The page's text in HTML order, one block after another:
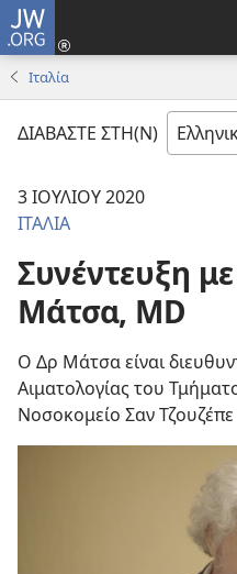
JW.ORG
Ιταλία
ΔΙΑΒΑΣΤΕ ΣΤΗ(Ν)
3 ΙΟΥΛΙΟΥ 2020
ΙΤΑΛΙΑ
Συνέντευξη
Μάτσα, MD
Ο Δρ Μάτσα είναι
Αιματολογίας του
Νοσοκομείο Σαν